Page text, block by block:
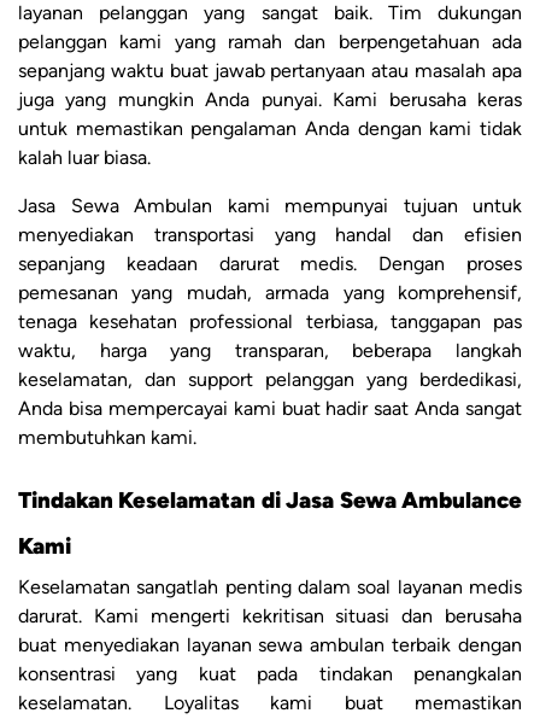
layanan pelanggan yang sangat baik. Tim dukungan
pelanggan kami yang ramah dan berpengetahuan ada
sepanjang waktu buat jawab pertanyaan atau masalah apa
juga yang mungkin Anda punyai. Kami berusaha keras
untuk memastikan pengalaman Anda dengan kami tidak
kalah luar biasa.
Jasa Sewa Ambulan kami mempunyai tujuan untuk
menyediakan transportasi yang handal dan efisien
sepanjang keadaan darurat medis. Dengan proses
pemesanan yang mudah, armada yang komprehensif,
tenaga kesehatan professional terbiasa, tanggapan pas
waktu, harga yang transparan, beberapa langkah
keselamatan, dan support pelanggan yang berdedikasi,
Anda bisa mempercayai kami buat hadir saat Anda sangat
membutuhkan kami.
Tindakan Keselamatan di Jasa Sewa Ambulance
Kami
Keselamatan sangatlah penting dalam soal layanan medis
darurat. Kami mengerti kekritisan situasi dan berusaha
buat menyediakan layanan sewa ambulan terbaik dengan
konsentrasi yang kuat pada tindakan penangkalan
keselamatan. Loyalitas kami buat memastikan